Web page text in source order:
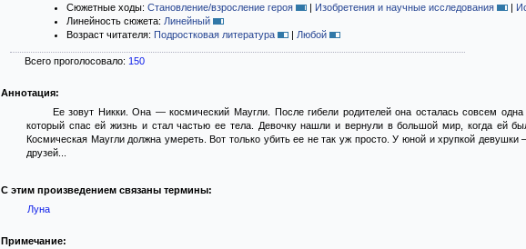
Сюжетные ходы: Становление/взросление героя | Изобретения и научные исследования |
Линейность сюжета: Линейный
Возраст читателя: Подростковая литература | Любой
Всего проголосовало: 150
Аннотация:
Ее зовут Никки. Она — космический Маугли. После гибели родителей она осталась совсем
который спас ей жизнь и стал частью ее тела. Девочку нашли и вернули в большой мир, когда ей
Космическая Маугли должна умереть. Вот только убить ее не так уж просто. У юной и хрупкой
друзей...
С этим произведением связаны термины:
Луна
Примечание: